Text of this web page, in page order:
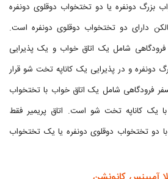
بزرگ دونفره یا دو تختخواب دوقلوی دونفره
دارای دو تختخواب دوقلوی دونفره است.
فرودگاهی شامل یک اتاق خواب و یک پذیرایی
دونفره و در پذیرایی یک کاناپه تخت شو قرار
فرودگاهی شامل یک اتاق خواب با تختخواب
یک کاناپه تخت شو است. اتاق پریمیر فقط
تختخواب دوقلوی دونفره یا یک تختخواب